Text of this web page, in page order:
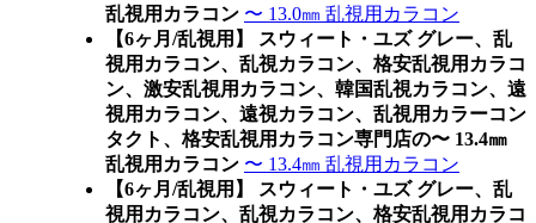
乱視用カラコン 〜 13.0㎜ 乱視用カラコン
【6ヶ月/乱視用】 スウィート・ユズ グレー、乱
視用カラコン、乱視カラコン、格安乱視用カラコ
ン、激安乱視用カラコン、韓国乱視カラコン、遠
視用カラコン、遠視カラコン、乱視用カラーコン
タクト、格安乱視用カラコン専門店の〜 13.4㎜
乱視用カラコン 〜 13.4㎜ 乱視用カラコン
【6ヶ月/乱視用】 スウィート・ユズ グレー、乱
視用カラコン、乱視カラコン、格安乱視用カラコ